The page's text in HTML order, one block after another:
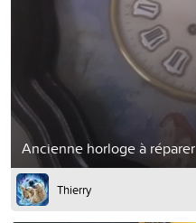
Ancienne horloge à réparer
Thierry